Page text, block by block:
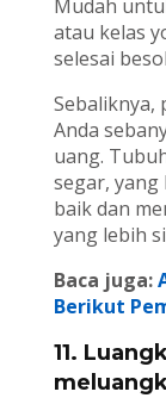
Mudah
atau kelas
selesai
Sebaliknya,
Anda
uang.
segar,
baik dan
yang lebih
Baca juga:
Berikut
11.